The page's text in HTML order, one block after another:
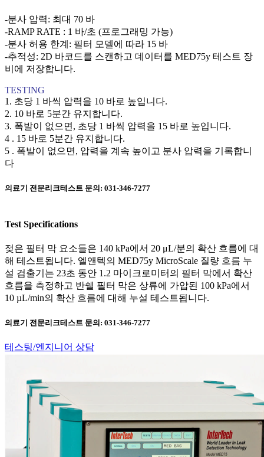
-분사 압력: 최대 70 바
-RAMP RATE : 1 바/초 (프로그래밍 가능)
-분사 허용 한계: 필터 모델에 따라 15 바
-추적성: 2D 바코드를 스캔하고 데이터를 MED75y 테스트 장
비에 저장합니다.
TESTING
1. 초당 1 바씩 압력을 10 바로 높입니다.
2. 10 바로 5분간 유지합니다.
3. 폭발이 없으면, 초당 1 바씩 압력을 15 바로 높입니다.
4 . 15 바로 5분간 유지합니다.
5 . 폭발이 없으면, 압력을 계속 높이고 분사 압력을 기록합니
다
의료기 전문리크테스트 문의: 031-346-7277
Test Specifications
젖은 필터 막 요소들은 140 kPa에서 20 μL/분의 확산 흐름에 대
해 테스트됩니다. 엘앤텍의 MED75y MicroScale 질량 흐름 누
설 검출기는 23초 동안 1.2 마이크로미터의 필터 막에서 확산
흐름을 측정하고 반쉘 필터 막은 상류에 가압된 100 kPa에서
10 µL/min의 확산 흐름에 대해 누설 테스트됩니다.
의료기 전문리크테스트 문의: 031-346-7277
테스팅/엔지니어 상담